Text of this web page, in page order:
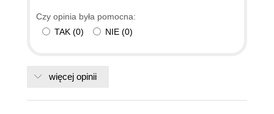
Czy opinia była pomocna:
TAK (0) NIE (0)
więcej opinii